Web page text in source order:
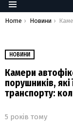
Menu
You are here:
Home Новини Камери автофіксації
НОВИНИ
Камери
порушників,
транспорту:
5 років тому